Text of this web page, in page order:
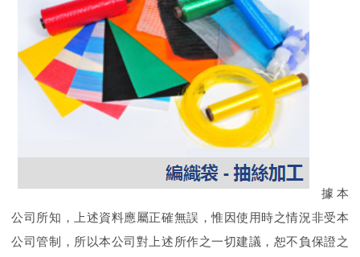
據本
公司所知，上述資料應屬正確無誤，惟因使用時之情況非受本
公司管制，所以本公司對上述所作之一切建議，恕不負保證之